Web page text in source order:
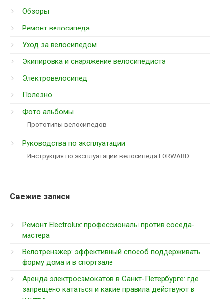
Обзоры
Ремонт велосипеда
Уход за велосипедом
Экипировка и снаряжение велосипедиста
Электровелосипед
Полезно
Фото альбомы
Прототипы велосипедов
Руководства по эксплуатации
Инструкция по эксплуатации велосипеда FORWARD
Свежие записи
Ремонт Electrolux: профессионалы против соседа-
мастера
Велотренажер: эффективный способ поддерживать
форму дома и в спортзале
Аренда электросамокатов в Санкт-Петербурге: где
запрещено кататься и какие правила действуют в